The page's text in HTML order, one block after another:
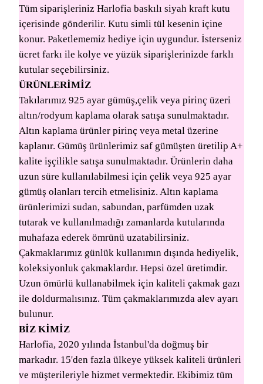
Tüm siparişleriniz Harlofia baskılı siyah kraft kutu
içerisinde gönderilir. Kutu simli tül kesenin içine
konur. Paketlememiz hediye için uygundur. İsterseniz
ücret farkı ile kolye ve yüzük siparişlerinizde farklı
kutular seçebilirsiniz.
ÜRÜNLERİMİZ
Takılarımız 925 ayar gümüş,çelik veya pirinç üzeri
altın/rodyum kaplama olarak satışa sunulmaktadır.
Altın kaplama ürünler pirinç veya metal üzerine
kaplanır. Gümüş ürünlerimiz saf gümüşten üretilip A+
kalite işçilikle satışa sunulmaktadır. Ürünlerin daha
uzun süre kullanılabilmesi için çelik veya 925 ayar
gümüş olanları tercih etmelisiniz. Altın kaplama
ürünlerimizi sudan, sabundan, parfümden uzak
tutarak ve kullanılmadığı zamanlarda kutularında
muhafaza ederek ömrünü uzatabilirsiniz.
Çakmaklarımız günlük kullanımın dışında hediyelik,
koleksiyonluk çakmaklardır. Hepsi özel üretimdir.
Uzun ömürlü kullanabilmek için kaliteli çakmak gazı
ile doldurmalısınız. Tüm çakmaklarımızda alev ayarı
bulunur.
BİZ KİMİZ
Harlofia, 2020 yılında İstanbul'da doğmuş bir
markadır. 15'den fazla ülkeye yüksek kaliteli ürünleri
ve müşterileriyle hizmet vermektedir. Ekibimiz tüm